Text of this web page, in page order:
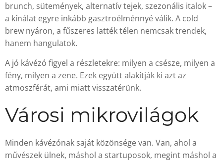
brunch, sütemények, alternatív tejek, szezonális italok –
a kínálat egyre inkább gasztroélménnyé válik. A cold
brew nyáron, a fűszeres latték télen nemcsak trendek,
hanem hangulatok.
A jó kávézó figyel a részletekre: milyen a csésze, milyen a
fény, milyen a zene. Ezek együtt alakítják ki azt az
atmoszférát, ami miatt visszatérünk.
Városi mikrovilágok
Minden kávézónak saját közönsége van. Van, ahol a
művészek ülnek, máshol a startuposok, megint máshol a